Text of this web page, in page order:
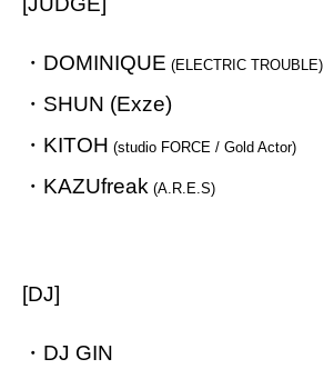
・DOMINIQUE (ELECTRIC TROUBLE)
・SHUN (Exze)
・KITOH (studio FORCE / Gold Actor)
・KAZUfreak (A.R.E.S)
[DJ]
・DJ GIN